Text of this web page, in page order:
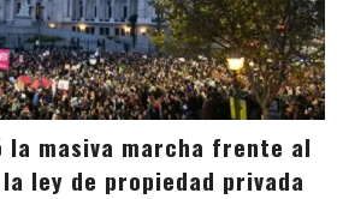
la masiva marcha frente al
ley de propiedad privada